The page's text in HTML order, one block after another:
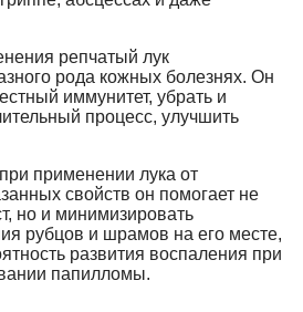
репчатый лук
рода кожных болезнях. Он
иммунитет, убрать и
процесс, улучшить
применении лука от
свойств он помогает не
но и минимизировать
рубцов и шрамов на его месте,
развития воспаления при
папилломы.